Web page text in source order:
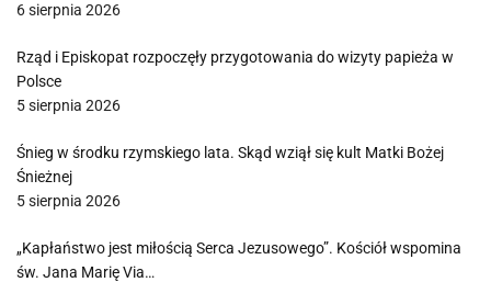
6 sierpnia 2026
Rząd i Episkopat rozpoczęły przygotowania do wizyty papieża w
Polsce
5 sierpnia 2026
Śnieg w środku rzymskiego lata. Skąd wziął się kult Matki Bożej
Śnieżnej
5 sierpnia 2026
„Kapłaństwo jest miłością Serca Jezusowego”. Kościół wspomina
św. Jana Marię Via…